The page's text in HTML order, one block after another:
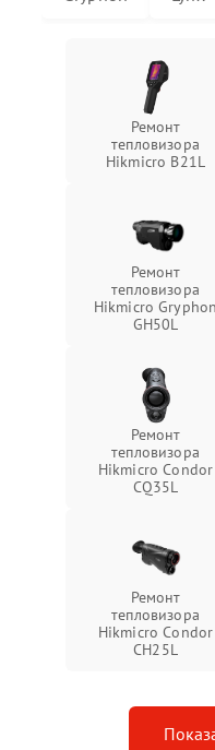
Ремонт
тепловизора
Hikmicro B21L
Ремонт
тепловизора
Hikmicro Gryphon
GH50L
Ремонт
тепловизора
Hikmicro Condor
CQ35L
Ремонт
тепловизора
Hikmicro Condor
CH25L